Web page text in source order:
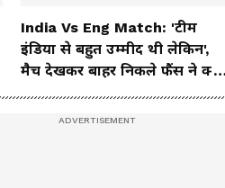
India Vs Eng Match: 'टीम
इंडिया से बहुत उम्मीद थी लेकिन',
मैच देखकर बाहर निकले फैंस ने क्या